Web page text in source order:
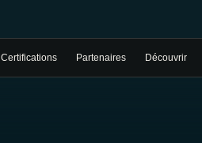
Certifications Partenaires Découvrir